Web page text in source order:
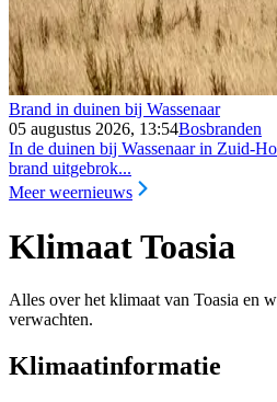
Brand in duinen bij Wassenaar
05 augustus 2026, 13:54Bosbranden
In de duinen bij Wassenaar in Zuid-
brand uitgebrok...
Meer weernieuws
Klimaat Toasia
Alles over het klimaat van Toasia en
verwachten.
Klimaatinformatie